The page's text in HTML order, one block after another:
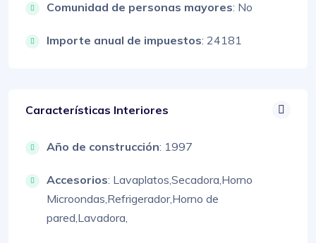
Comunidad de personas mayores: No
Importe anual de impuestos: 24181
Características Interiores
Año de construcción: 1997
Accesorios: Lavaplatos,Secadora,Horno
Microondas,Refrigerador,Horno de
pared,Lavadora,